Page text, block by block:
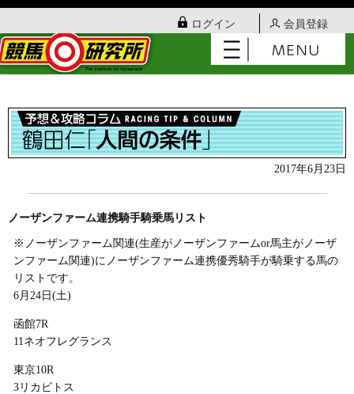
ログイン 会員登録
2017年6月23日
ノーザンファーム連携騎手騎乗馬リスト
※ノーザンファーム関連(生産がノーザンファームor馬主がノーザ
ンファーム関連)にノーザンファーム連携優秀騎手が騎乗する馬の
リストです。
6月24日(土)
函館7R
11ネオフレグランス
東京10R
3リカビトス